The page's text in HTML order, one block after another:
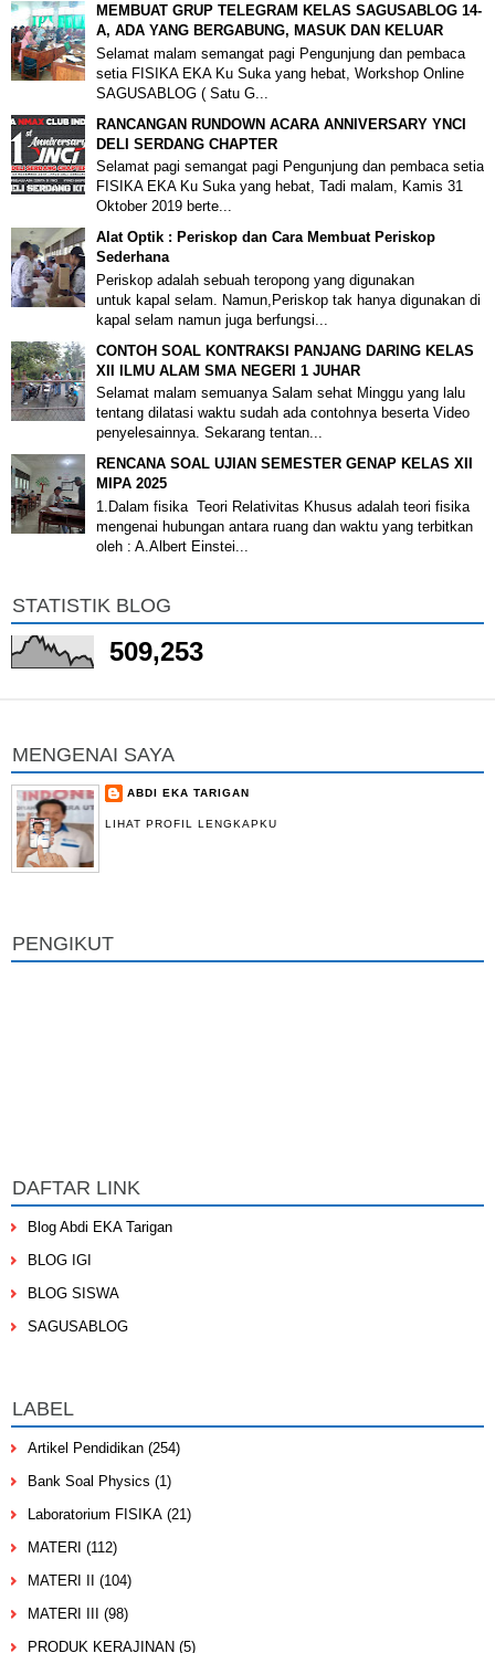
MEMBUAT GRUP TELEGRAM KELAS SAGUSABLOG 14-
A, ADA YANG BERGABUNG, MASUK DAN KELUAR
Selamat malam semangat pagi Pengunjung dan pembaca
setia FISIKA EKA Ku Suka yang hebat, Workshop Online
SAGUSABLOG ( Satu G...
RANCANGAN RUNDOWN ACARA ANNIVERSARY YNCI
DELI SERDANG CHAPTER
Selamat pagi semangat pagi Pengunjung dan pembaca setia
FISIKA EKA Ku Suka yang hebat, Tadi malam, Kamis 31
Oktober 2019 berte...
Alat Optik : Periskop dan Cara Membuat Periskop
Sederhana
Periskop adalah sebuah teropong yang digunakan
untuk kapal selam. Namun,Periskop tak hanya digunakan di
kapal selam namun juga berfungsi...
CONTOH SOAL KONTRAKSI PANJANG DARING KELAS
XII ILMU ALAM SMA NEGERI 1 JUHAR
Selamat malam semuanya Salam sehat Minggu yang lalu
tentang dilatasi waktu sudah ada contohnya beserta Video
penyelesainnya. Sekarang tentan...
RENCANA SOAL UJIAN SEMESTER GENAP KELAS XII
MIPA 2025
1.Dalam fisika Teori Relativitas Khusus adalah teori fisika
mengenai hubungan antara ruang dan waktu yang terbitkan
oleh : A.Albert Einstei...
STATISTIK BLOG
509,253
MENGENAI SAYA
ABDI EKA TARIGAN
LIHAT PROFIL LENGKAPKU
PENGIKUT
DAFTAR LINK
Blog Abdi EKA Tarigan
BLOG IGI
BLOG SISWA
SAGUSABLOG
LABEL
Artikel Pendidikan (254)
Bank Soal Physics (1)
Laboratorium FISIKA (21)
MATERI (112)
MATERI II
(104)
MATERI III
(98)
PRODUK KERAJINAN (5)